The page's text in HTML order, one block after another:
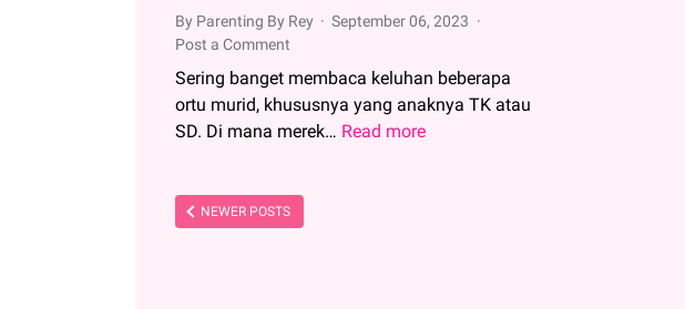
By Parenting By Rey
September 06, 2023
Post a Comment
Sering banget membaca keluhan beberapa
ortu murid, khususnya yang anaknya TK atau
SD. Di mana merek… Read more
NEWER POSTS